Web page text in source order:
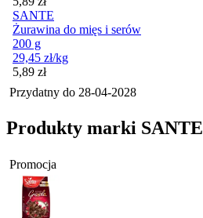
SANTE
Żurawina do mięs i serów
200 g
29,45 zł/kg
Cena
5,89 zł
Przydatny do 28-04-2028
Produkty marki SANTE
Promocja